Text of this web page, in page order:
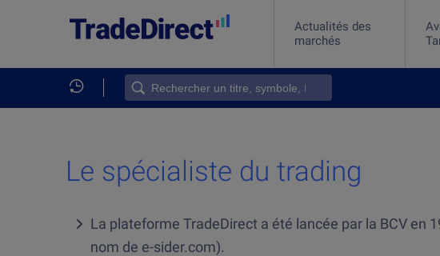
Actualités des
marchés
Produits et Services
Acheter des actions
Investir dans des ETF
Investir dans les
Investir dans l'or
Plateforme de trading
App mobile
Le spécialiste du trading
La plateforme TradeDirect a été lancée par la BCV en
nom de e-sider.com).